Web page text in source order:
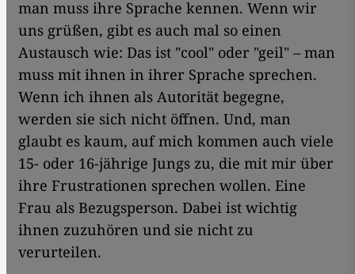
man muss ihre Sprache kennen. Wenn wir
uns grüßen, gibt es auch mal so einen
Austausch wie: Das ist "cool" oder "geil" – man
muss mit ihnen in ihrer Sprache sprechen.
Wenn ich ihnen als Autorität begegne,
werden sie sich nicht öffnen. Und, man
glaubt es kaum, auf mich kommen auch viele
15- oder 16-jährige Jungs zu, die mit mir über
ihre Frustrationen sprechen wollen. Eine
Frau als Bezugsperson. Dabei ist wichtig
ihnen zuzuhören und sie nicht zu
verurteilen.